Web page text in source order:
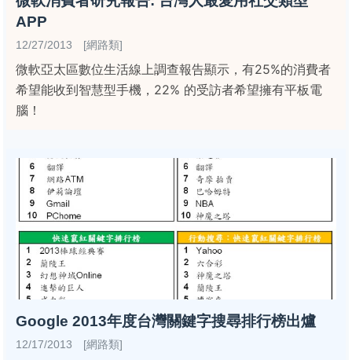
APP
12/27/2013 [網路類]
微軟亞太區數位生活線上調查報告顯示，有25%的消費者
希望能收到智慧型手機，22% 的受訪者希望擁有平板電
腦！
Google 2013年度台灣關鍵字搜尋排行榜出爐
12/17/2013 [網路類]